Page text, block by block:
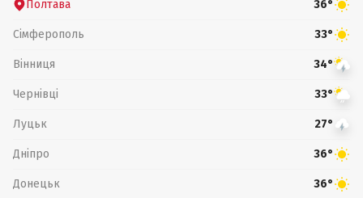
Полтава 36°
Сімферополь 33°
Вінниця 34°
Чернівці 33°
Луцьк 27°
Дніпро 36°
Донецьк 36°